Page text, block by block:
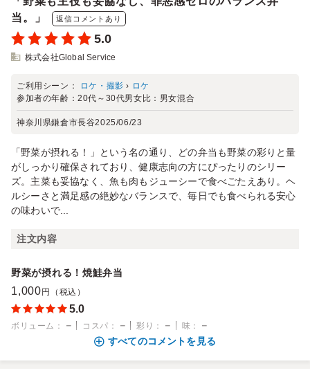
当。」
返信コメントあり
5.0
株式会社Global Service
ご利用シーン： ロケ・撮影 › ロケ
参加者の年齢：20代～30代男女比： 男女混合
神奈川県鎌倉市長谷2025/06/23
「野菜が摂れる！」という名の通り、どの弁当も野菜の彩りと量
がしっかり確保されており、健康志向の方にぴったりのシリー
ズ。主菜も妥協なく、魚も肉もジューシーで食べごたえあり。ヘ
ルシーさと満足感の絶妙なバランスで、毎日でも食べられる安心
の味わいで...
注文内容
野菜が摂れる！焼鮭弁当
1,000 円（税込）
5.0
ボリューム ： － コスパ ： － 彩り ： － 味 ：
－
すべてのコメントを見る